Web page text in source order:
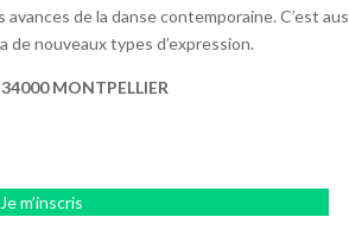
de la danse contemporaine. C’est
nouveaux types d’expression.
MONTPELLIER
Je m’inscris